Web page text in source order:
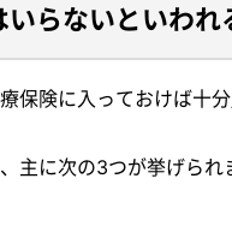
いらないといわれ
保険に入っておけば十
主に次の3つが挙げられ